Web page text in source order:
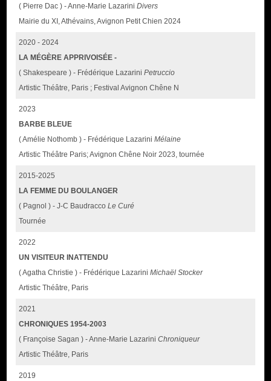
( Pierre Dac ) - Anne-Marie LazariniDivers
Mairie du XI, Athévains, Avignon Petit Chien 2024
2020 - 2024
LA MÉGÈRE APPRIVOISÉE -
( Shakespeare ) - Frédérique LazariniPetruccio
Artistic Théâtre, Paris ; Festival Avignon Chêne N
2023
BARBE BLEUE
( Amélie Nothomb ) - Frédérique LazariniMélaine
Artistic Théâtre Paris; Avignon Chêne Noir 2023, tournée
2015-2025
LA FEMME DU BOULANGER
( Pagnol ) - J-C BaudraccoLe Curé
Tournée
2022
UN VISITEUR INATTENDU
( Agatha Christie ) - Frédérique LazariniMichaël Stocker
Artistic Théâtre, Paris
2021
CHRONIQUES 1954-2003
( Françoise Sagan ) - Anne-Marie LazariniChroniqueur
Artistic Théâtre, Paris
2019